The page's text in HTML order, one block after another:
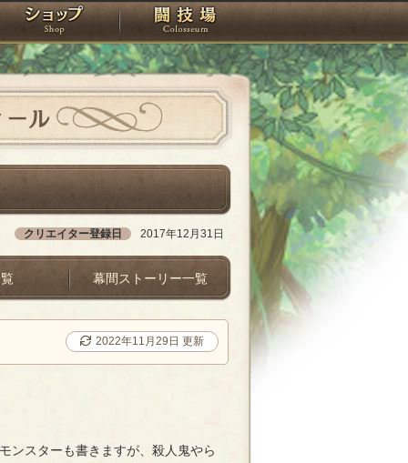
タジオ ショップ 闘技場
ール
クリエイター登録日 2017年12月31日
幕間ストーリー一覧
2022年11月29日 更新
スターも書きますが、殺人鬼やら